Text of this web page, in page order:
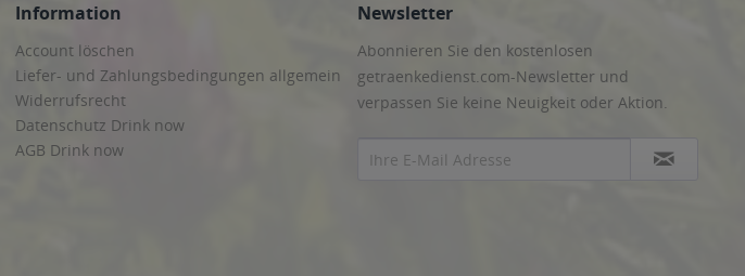
Information
Account löschen
Liefer- und Zahlungsbedingungen allgemein
Widerrufsrecht
Datenschutz Drink now
AGB Drink now
Newsletter
Abonnieren Sie den kostenlosen
getraenkedienst.com-Newsletter und
verpassen Sie keine Neuigkeit oder Aktion.